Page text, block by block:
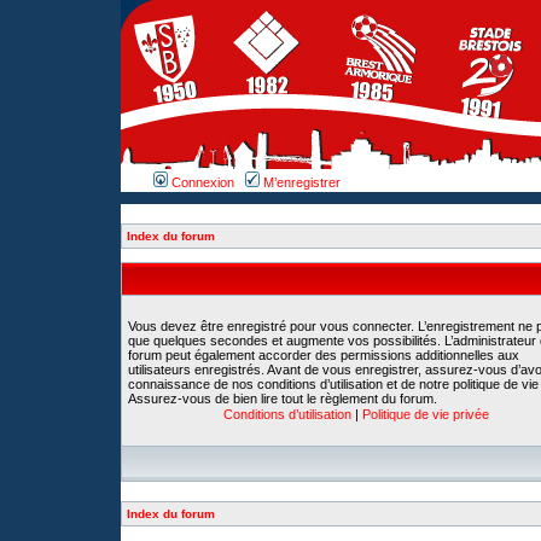
Connexion M’enregistrer
Index du forum
Vous devez être enregistré pour vous connecter. L’enregistrement ne
que quelques secondes et augmente vos possibilités. L’administrateur
forum peut également accorder des permissions additionnelles aux
utilisateurs enregistrés. Avant de vous enregistrer, assurez-vous
connaissance de nos conditions d’utilisation et de notre politique de
Assurez-vous de bien lire tout le règlement du forum.
Conditions d’utilisation | Politique de vie privée
Index du forum